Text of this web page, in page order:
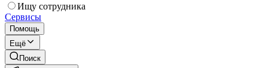
Ищу сотрудника
Сервисы
Помощь
Ещё
Поиск